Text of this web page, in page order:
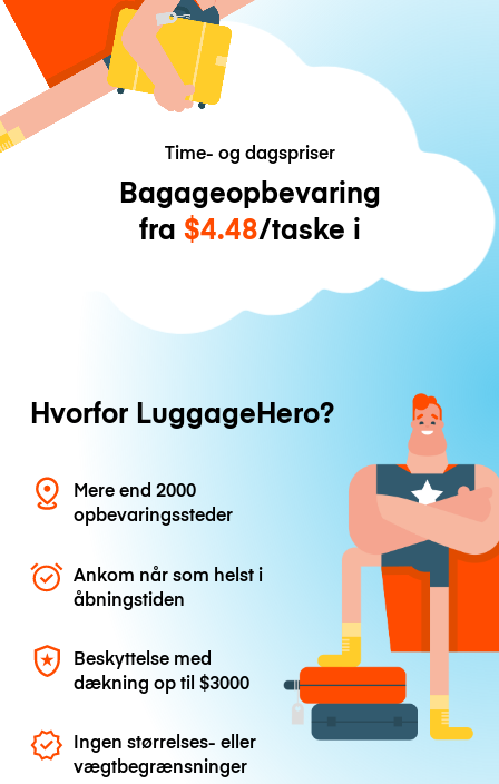
Time- og dagspriser
Bagageopbevaring
fra $4.48/taske i
Hvorfor LuggageHero?
Mere end 2000
opbevaringssteder
Ankom når som helst i
åbningstiden
Beskyttelse med
dækning op til$3000
Ingen størrelses- eller
vægtbegrænsninger